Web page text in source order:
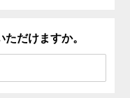
だけますか。